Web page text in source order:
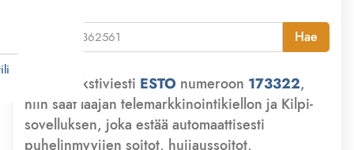
Hae
Lähetä tekstiviesti ESTO numeroon 173322,
niin saat laajan telemarkkinointikiellon ja Kilpi-
sovelluksen, joka estää automaattisesti
puhelinmyyjien soitot, huijaussoitot,